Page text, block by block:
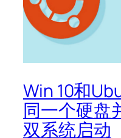
Win 10和
同一个硬盘
双系统启动